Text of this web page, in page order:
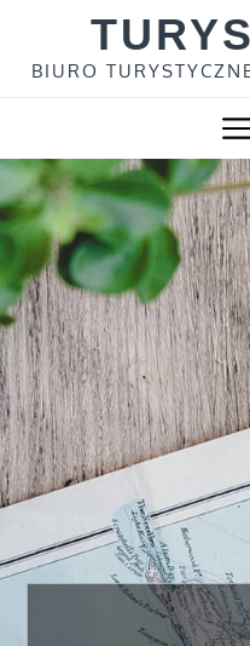
content
BIURO